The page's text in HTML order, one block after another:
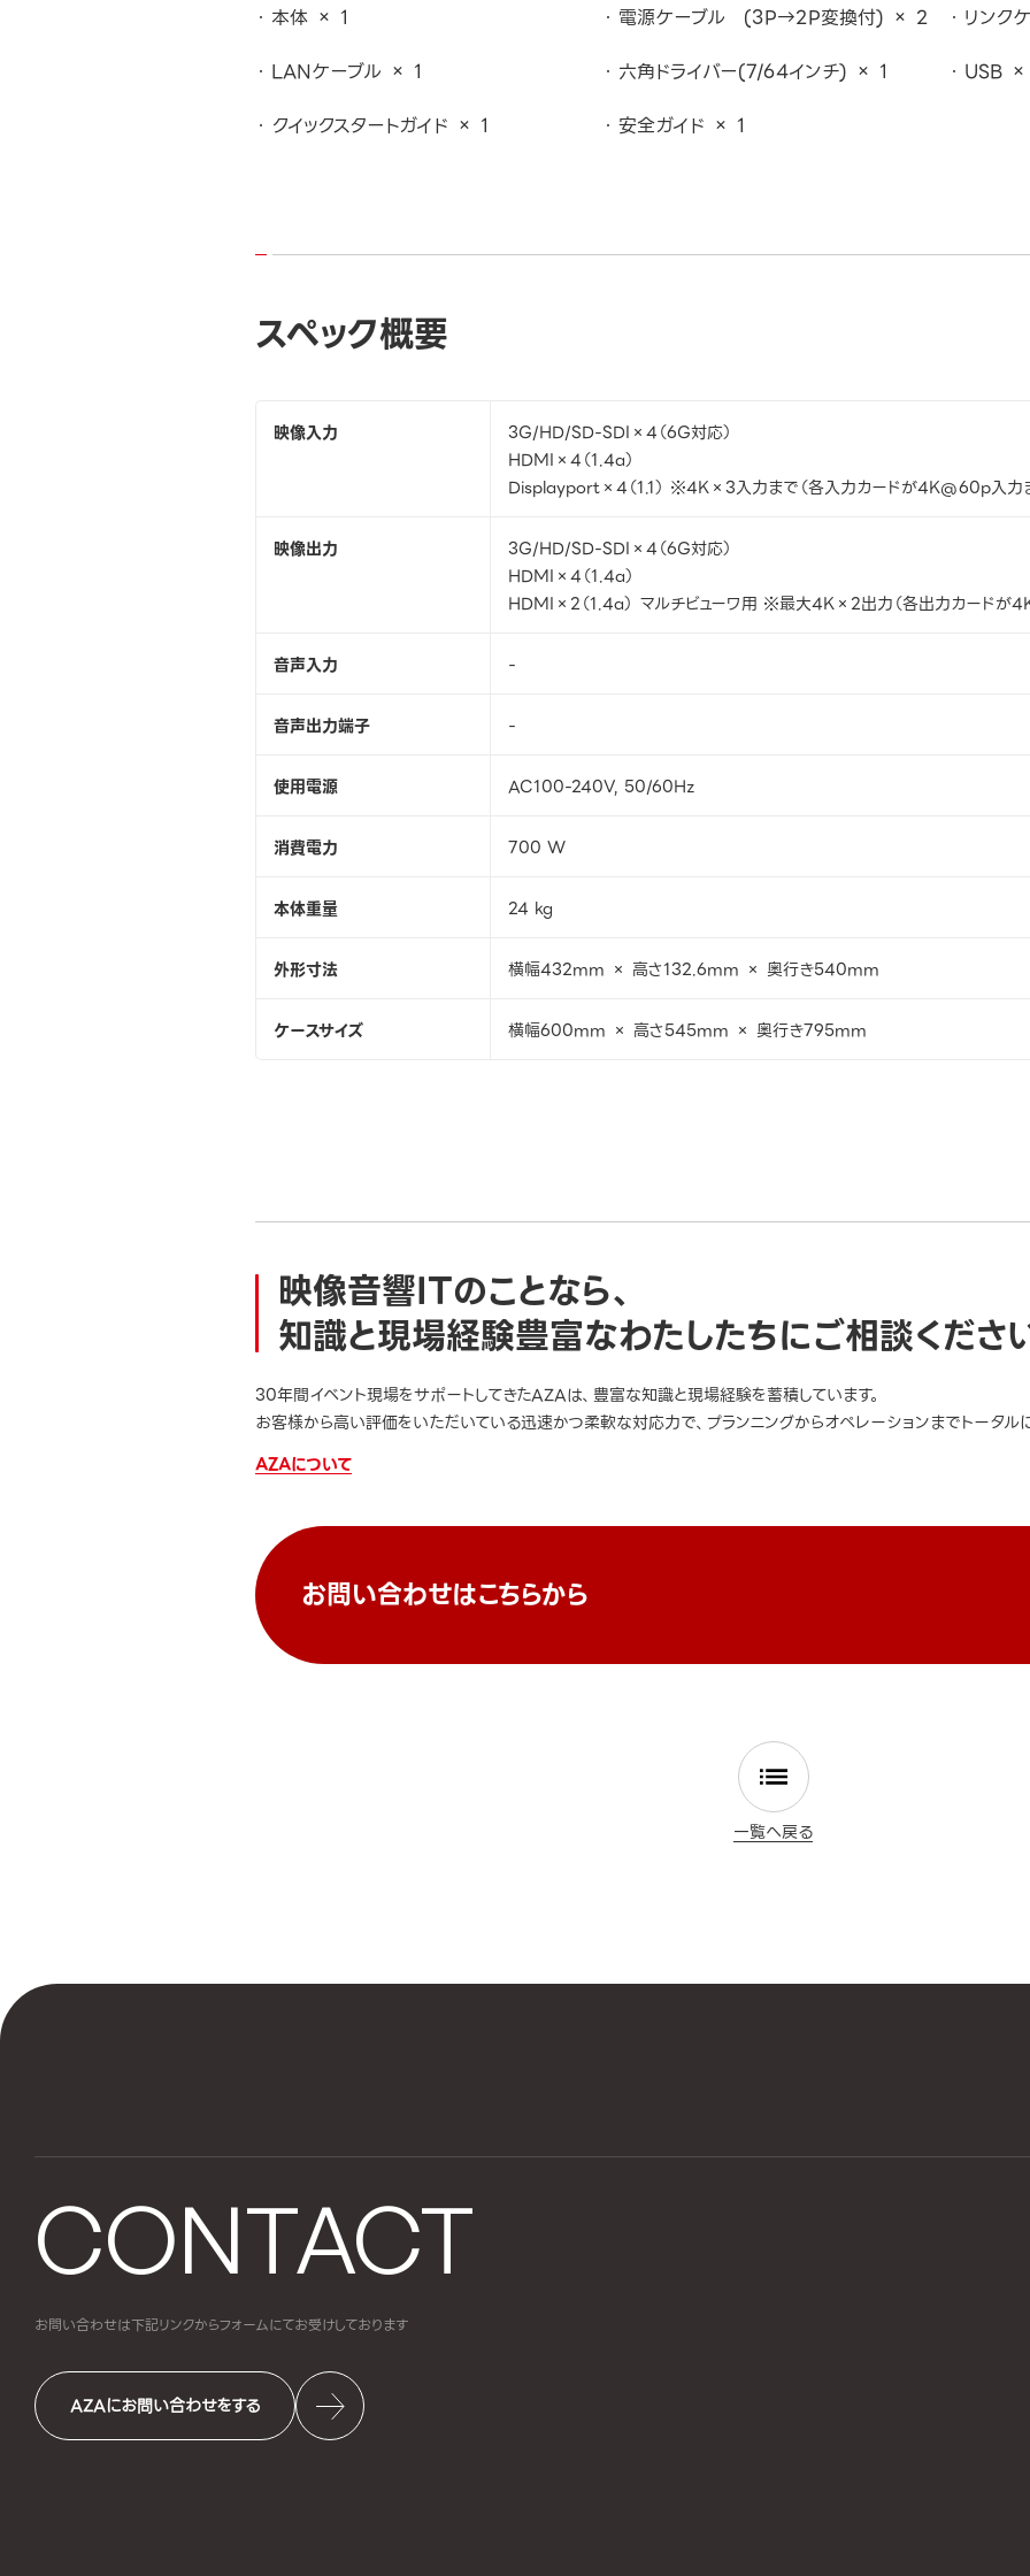
本体 × 1 電源ケーブル (3P→2P変換付) × 2
リンク
LANケーブル × 1
六角ドライバー(7/64インチ) × 1
USB ×
クイックスタートガイド × 1
安全ガイド × 1
スペック概要
映像入力
3G/HD/SD-SDI×4（6G対応）
HDMI×4（1.4a）
Displayport×4（1.1） ※4K×3入力まで（各入力カードが4K@60p入力
映像出力
3G/HD/SD-SDI×4（6G対応）
HDMI×4（1.4a）
HDMI×2（1.4a） マルチビューワ用 ※最大4K×2出力（各出力カードが
音声入力 -
音声出力端子 -
使用電源 AC100-240V, 50/60Hz
消費電力 700 W
本体重量 24 kg
外形寸法 横幅432mm × 高さ132.6mm × 奥行き540mm
ケースサイズ 横幅600mm × 高さ545mm × 奥行き795mm
映像音響ITのことなら、
知識と現場経験豊富なわたしたちにご相談くださ
30年間イベント現場をサポートしてきたAZAは、豊富な知識と現場経験を蓄積しています。
お客様から高い評価をいただいている迅速かつ柔軟な対応力で、プランニングからオペレーションまでトータル
AZAについて
お問い合わせはこちらから
一覧へ戻る
CONTACT
お問い合わせは下記リンクからフォームにてお受けしております
AZAにお問い合わせをする